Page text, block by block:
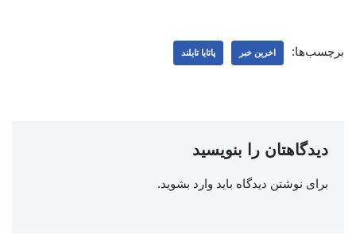
برچسب‌ها: اخرین خبر پاتایا تایلند
دیدگاهتان را بنویسید
برای نوشتن دیدگاه باید وارد بشوید.